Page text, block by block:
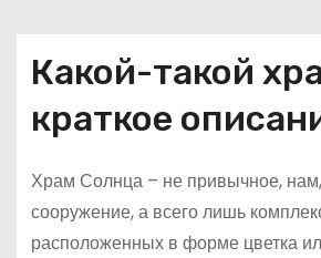
Какой-такой
краткое
Храм Солнца – не привычное,
сооружение, а всего лишь
расположенных в форме цветка